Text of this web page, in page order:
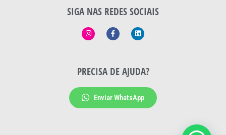
SIGA NAS REDES SOCIAIS
PRECISA DE AJUDA?
Enviar WhatsApp